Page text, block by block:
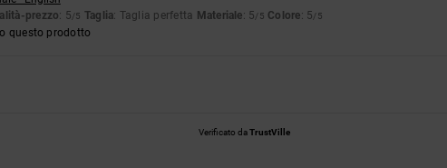
prezzo: 5/5 Taglia: Taglia perfetta Materiale: 5/5 Colore: 5/5
questo prodotto
Verificato daTrustVille